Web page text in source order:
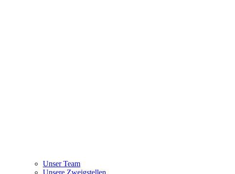
Unser Team
Unsere Zweigstellen